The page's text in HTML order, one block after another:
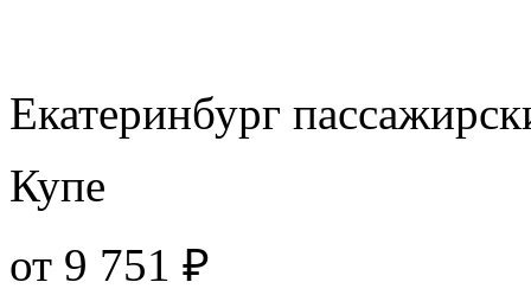
Екатеринбург
Купе
от 9 751 ₽